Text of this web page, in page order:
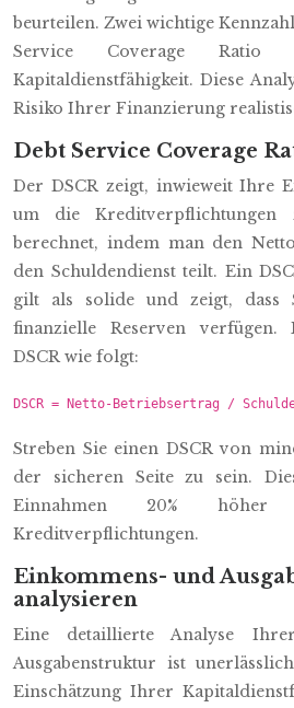
beurteilen. Zwei wichtige
Service Coverage
Kapitaldienstfähigkeit. Diese
Risiko Ihrer Finanzierung
Debt Service Coverage
Der DSCR zeigt, inwieweit Ihre
um die
berechnet, indem man den
den Schuldendienst teilt. Ein
gilt als solide und zeigt, dass
finanzielle Reserven verfügen.
DSCR wie folgt:
DSCR = Netto-Betriebsertrag /
Streben Sie einen DSCR von
der sicheren Seite zu sein.
Einnahmen 20%
Kreditverpflichtungen.
Einkommens- und
analysieren
Eine detaillierte Analyse
Ausgabenstruktur ist
Einschätzung Ihrer